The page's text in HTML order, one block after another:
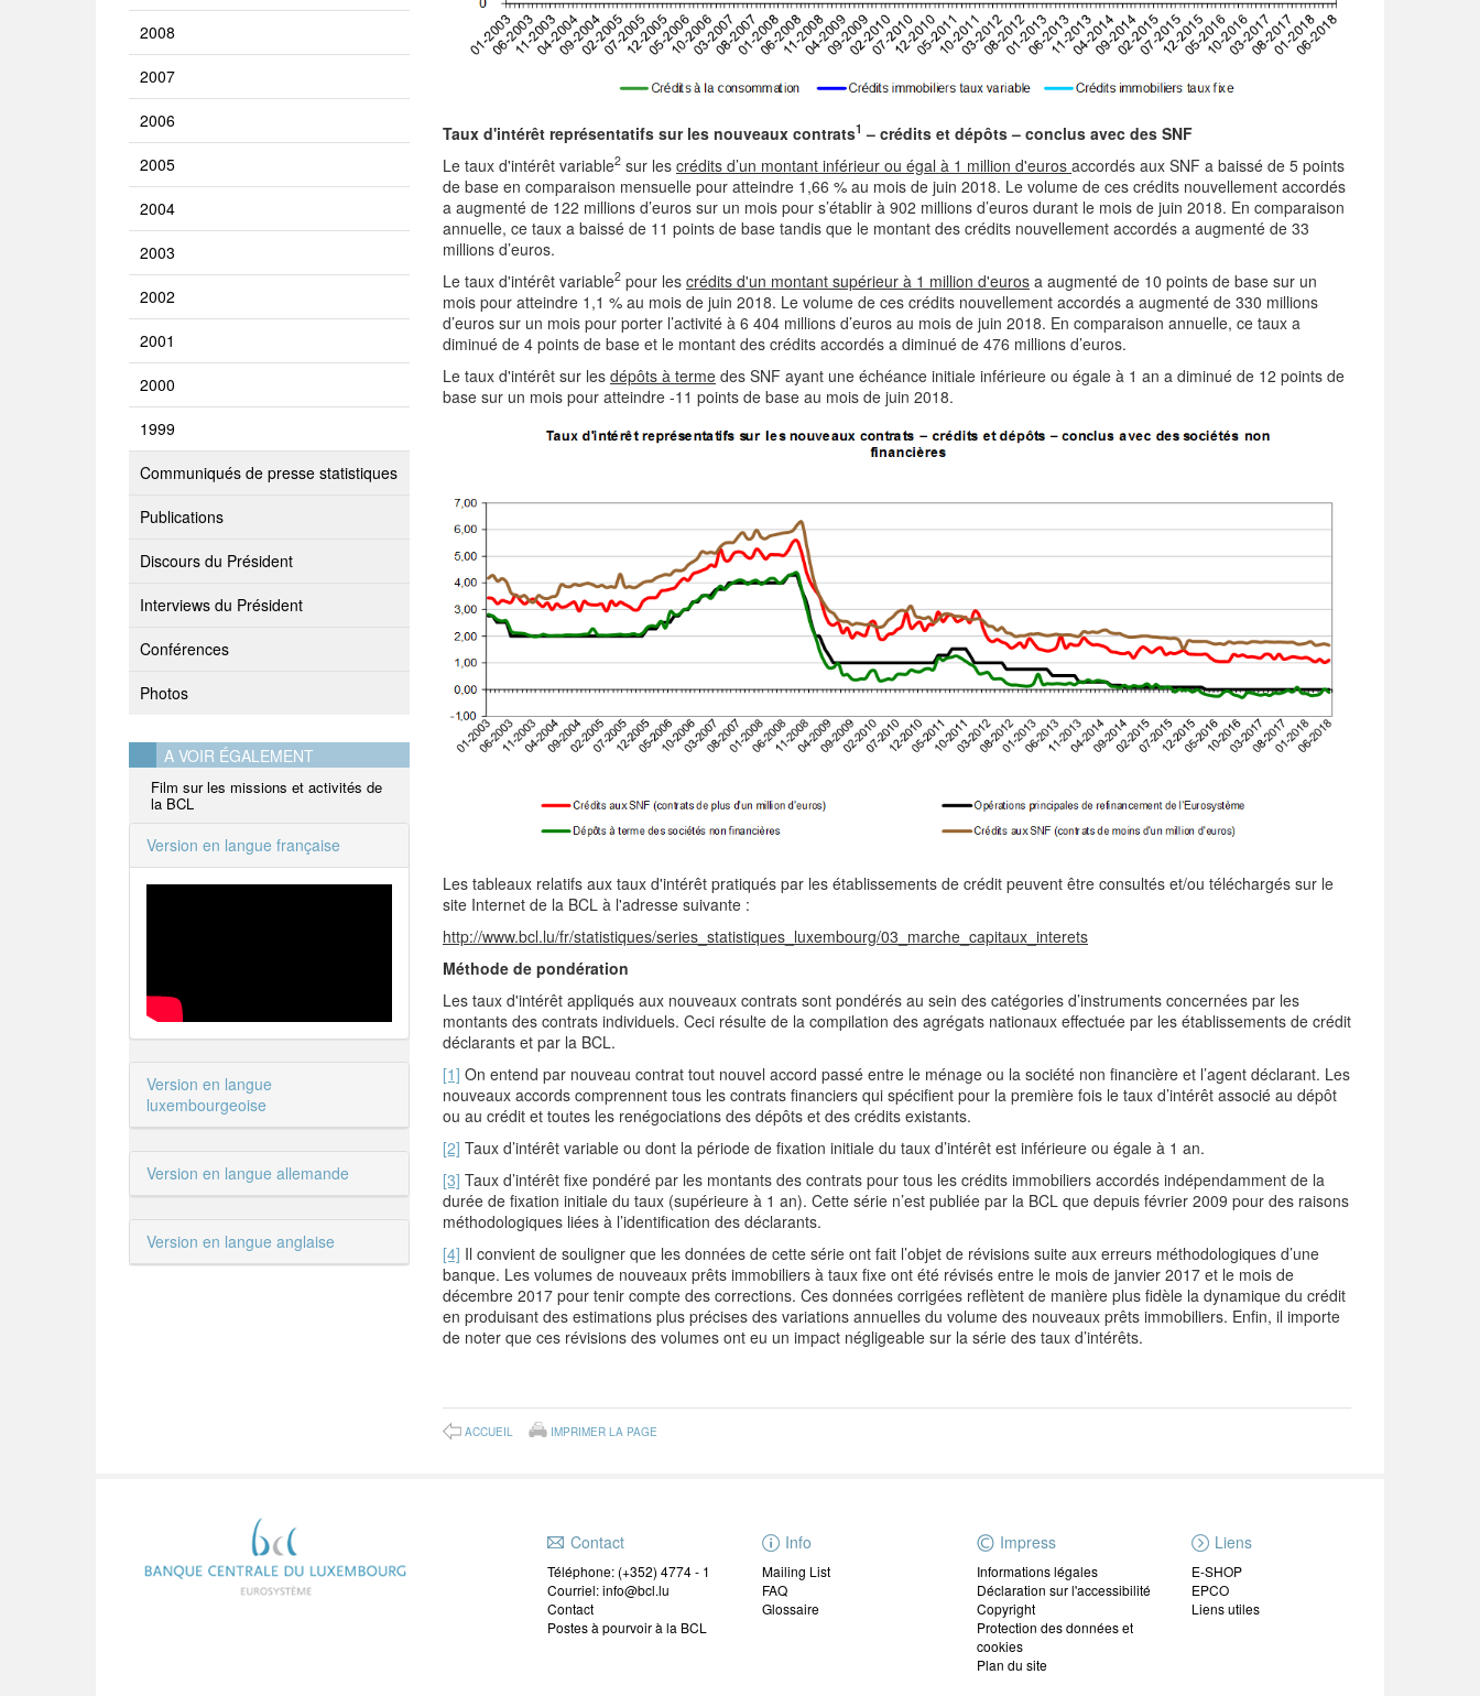
2008
2007
2006
2005
2004
2003
2002
2001
2000
1999
Communiqués de presse statistiques
Publications
Discours du Président
Interviews du Président
Conférences
Photos
A VOIR ÉGALEMENT
Film sur les missions et activités de
la BCL
Version en langue française
Version en langue
luxembourgeoise
Version en langue allemande
Version en langue anglaise
Taux d'intérêt représentatifs sur les nouveaux contrats1 – crédits et dépôts – conclus avec des SNF
Le taux d'intérêt variable2 sur les crédits d’un montant inférieur ou égal à 1 million d'euros accordés aux SNF a baissé de 5 points
de base en comparaison mensuelle pour atteindre 1,66 % au mois de juin 2018. Le volume de ces crédits nouvellement accordés
a augmenté de 122 millions d’euros sur un mois pour s’établir à 902 millions d’euros durant le mois de juin 2018. En comparaison
annuelle, ce taux a baissé de 11 points de base tandis que le montant des crédits nouvellement accordés a augmenté de 33
millions d’euros.
Le taux d'intérêt variable2 pour les crédits d'un montant supérieur à 1 million d'euros a augmenté de 10 points de base sur un
mois pour atteindre 1,1 % au mois de juin 2018. Le volume de ces crédits nouvellement accordés a augmenté de 330 millions
d’euros sur un mois pour porter l’activité à 6 404 millions d’euros au mois de juin 2018. En comparaison annuelle, ce taux a
diminué de 4 points de base et le montant des crédits accordés a diminué de 476 millions d’euros.
Le taux d'intérêt sur les dépôts à terme des SNF ayant une échéance initiale inférieure ou égale à 1 an a diminué de 12 points de
base sur un mois pour atteindre -11 points de base au mois de juin 2018.
Les tableaux relatifs aux taux d'intérêt pratiqués par les établissements de crédit peuvent être consultés et/ou téléchargés sur le
site Internet de la BCL à l'adresse suivante :
http://www.bcl.lu/fr/statistiques/series_statistiques_luxembourg/03_marche_capitaux_interets
Méthode de pondération
Les taux d'intérêt appliqués aux nouveaux contrats sont pondérés au sein des catégories d’instruments concernées par les
montants des contrats individuels. Ceci résulte de la compilation des agrégats nationaux effectuée par les établissements de crédit
déclarants et par la BCL.
[1] On entend par nouveau contrat tout nouvel accord passé entre le ménage ou la société non financière et l’agent déclarant. Les
nouveaux accords comprennent tous les contrats financiers qui spécifient pour la première fois le taux d’intérêt associé au dépôt
ou au crédit et toutes les renégociations des dépôts et des crédits existants.
[2] Taux d’intérêt variable ou dont la période de fixation initiale du taux d’intérêt est inférieure ou égale à 1 an.
[3] Taux d’intérêt fixe pondéré par les montants des contrats pour tous les crédits immobiliers accordés indépendamment de la
durée de fixation initiale du taux (supérieure à 1 an). Cette série n’est publiée par la BCL que depuis février 2009 pour des raisons
méthodologiques liées à l’identification des déclarants.
[4] Il convient de souligner que les données de cette série ont fait l’objet de révisions suite aux erreurs méthodologiques d’une
banque. Les volumes de nouveaux prêts immobiliers à taux fixe ont été révisés entre le mois de janvier 2017 et le mois de
décembre 2017 pour tenir compte des corrections. Ces données corrigées reflètent de manière plus fidèle la dynamique du crédit
en produisant des estimations plus précises des variations annuelles du volume des nouveaux prêts immobiliers. Enfin, il importe
de noter que ces révisions des volumes ont eu un impact négligeable sur la série des taux d’intérêts.
ACCUEIL IMPRIMER LA PAGE
Contact
Téléphone: (+352) 4774 - 1
Courriel: info@bcl.lu
Contact
Postes à pourvoir à la BCL
Info
Mailing List
FAQ
Glossaire
Impress
Informations légales
Déclaration sur l'accessibilité
Copyright
Protection des données et
cookies
Plan du site
Liens
E-SHOP
EPCO
Liens utiles